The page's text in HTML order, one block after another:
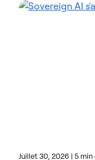
chez Talend et
Juillet 30, 2026 | 5 min